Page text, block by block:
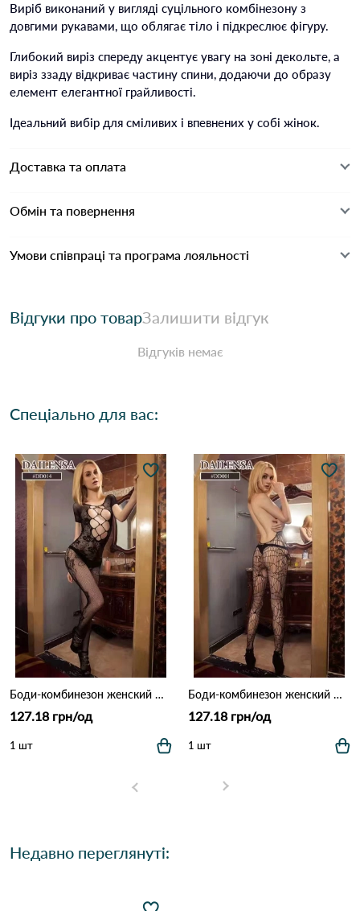
Виріб виконаний у вигляді суцільного комбінезону з
довгими рукавами, що облягає тіло і підкреслює фігуру.
Глибокий виріз спереду акцентує увагу на зоні декольте, а
виріз ззаду відкриває частину спини, додаючи до образу
елемент елегантної грайливості.
Ідеальний вибір для сміливих і впевнених у собі жінок.
Доставка та оплата
Обмін та повернення
Умови співпраці та програма лояльності
Відгуки про товарЗалишити відгук
Відгуків немає
Спеціально для вас:
Боди-комбинезон женский DD014 Чорний
127.18 грн/од
1 шт
Боди-комбинезон женский DD001 Чорний
127.18 грн/од
1 шт
Недавно переглянуті: